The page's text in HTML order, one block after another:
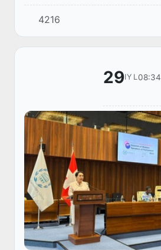
Federatsiyasidagi Inson
Tatyana Moskalkova bilan
4216
29IYL08:34